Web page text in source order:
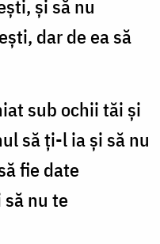
şi să nu
dar de ea să
sub ochii tăi şi
să ţi-l ia şi să nu
fie date
nu te